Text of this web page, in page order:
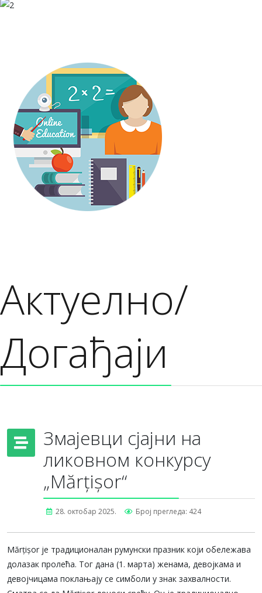
Актуелно/
Догађаји
Змајевци сјајни на
ликовном конкурсу
„Mărțișor“
28. октобар 2025. Број прегледа: 424
Mărțișor је традиционалан румунски празник који обележава
долазак пролећа. Тог дана (1. марта) женама, девојкама и
девојчицама поклањају се симболи у знак захвалности.